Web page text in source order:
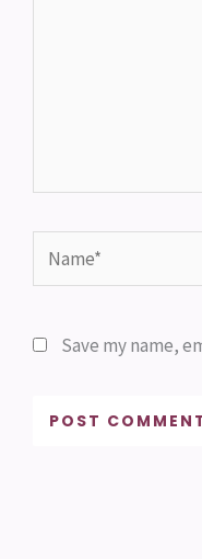
Name*
Save my name,